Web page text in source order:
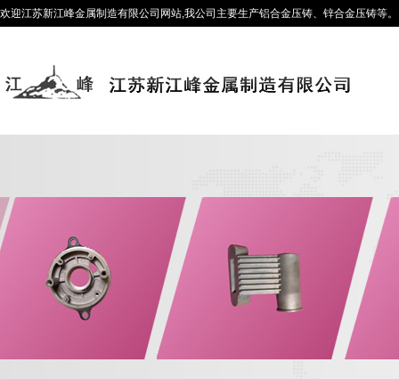
欢迎江苏新江峰金属制造有限公司网站,我公司主要生产铝合金压铸、锌合金压铸等